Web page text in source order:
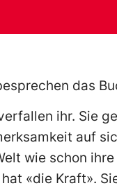
das
ihr. Sie
auf
wie schon
hat «die Kraft».